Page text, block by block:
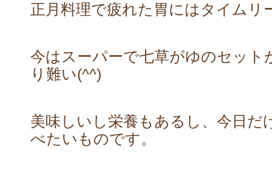
正月料理で疲れた胃にはタイムリ
今はスーパーで七草がゆのセット
り難い(^^)
美味しいし栄養もあるし、今日だ
べたいものです。